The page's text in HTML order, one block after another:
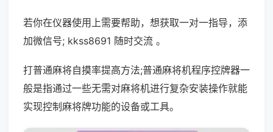
若你在仪器使用上需要帮助，想获取一对一指导，添
加微信号; kkss8691 随时交流 。
打普通麻将自摸率提高方法;普通麻将机程序控牌器一
般是指通过一些无需对麻将机进行复杂安装操作就能
实现控制麻将牌功能的设备或工具。